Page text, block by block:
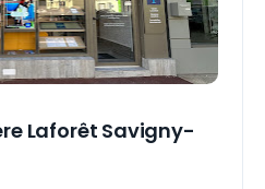
Laforêt Savigny-